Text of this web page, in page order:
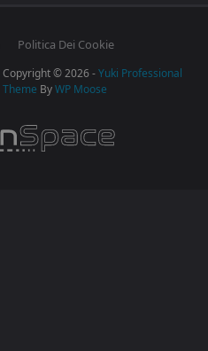
Politica Dei Cookie
Copyright © 2026 -Yuki Professional
Theme ByWP Moose